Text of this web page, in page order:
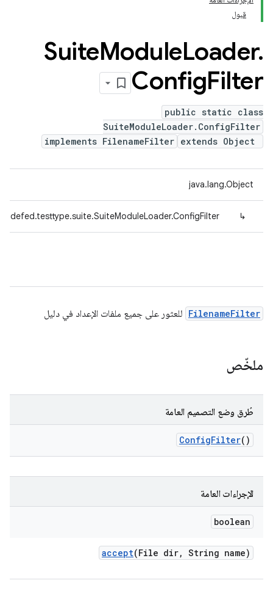
قبول
SuiteModuleLoader.
ConfigFilter
public static class
SuiteModuleLoader.ConfigFilter
extends Object
implements FilenameFilter
java.lang.Object
↳
FilenameFilter للعثور على جميع ملفات الإعداد في دليل
ملخّص
طُرق وضع التصميم العامة
ConfigFilter()
الإجراءات العامة
boolean
accept(File dir, String name)